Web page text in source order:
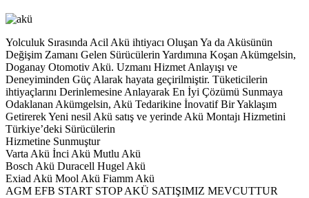
Yolculuk Sırasında Acil Akü ihtiyacı Oluşan Ya da Aküsünün
Değişim Zamanı Gelen Sürücülerin Yardımına Koşan Akümgelsin,
Doganay Otomotiv Akü. Uzmanı Hizmet Anlayışı ve
Deneyiminden Güç Alarak hayata geçirilmiştir. Tüketicilerin
ihtiyaçlarını Derinlemesine Anlayarak En İyi Çözümü Sunmaya
Odaklanan Akümgelsin, Akü Tedarikine İnovatif Bir Yaklaşım
Getirerek Yeni nesil Akü satış ve yerinde Akü Montajı Hizmetini
Türkiye’deki Sürücülerin
Hizmetine Sunmuştur
Varta Akü İnci Akü Mutlu Akü
Bosch Akü Duracell Hugel Akü
Exiad Akü Mool Akü Fiamm Akü
AGM EFB START STOP AKÜ SATIŞIMIZ MEVCUTTUR